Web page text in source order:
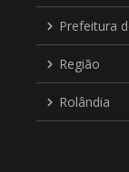
Prefeitura
Região
Rolândia